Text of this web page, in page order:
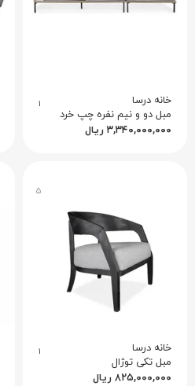
خانه درسا ۱
مبل دو و نیم نفره چپ خرد
۳,۳۴۰,۰۰۰,۰۰۰ ریال
۵
خانه درسا ۱
مبل تکی توژال
۸۲۵,۰۰۰,۰۰۰ ریال